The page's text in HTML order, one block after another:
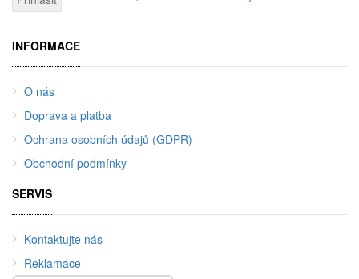
INFORMACE
O nás
Doprava a platba
Ochrana osobních údajů (GDPR)
Obchodní podmínky
SERVIS
Kontaktujte nás
Reklamace